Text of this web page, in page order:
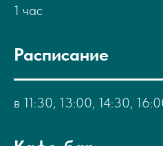
1 час
Расписание
в 11:30, 13:00, 14:30,